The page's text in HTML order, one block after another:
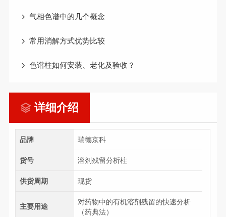
气相色谱中的几个概念
常用消解方式优势比较
色谱柱如何安装、老化及验收？
详细介绍
品牌 瑞德京科
货号 溶剂残留分析柱
供货周期 现货
主要用途
对药物中的有机溶剂残留的快速分析
（药典法）